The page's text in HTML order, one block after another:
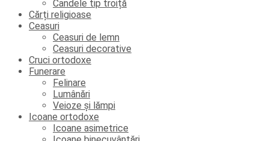
Candele tip troiță
Cărți religioase
Ceasuri
Ceasuri de lemn
Ceasuri decorative
Cruci ortodoxe
Funerare
Felinare
Lumânări
Veioze și lămpi
Icoane ortodoxe
Icoane asimetrice